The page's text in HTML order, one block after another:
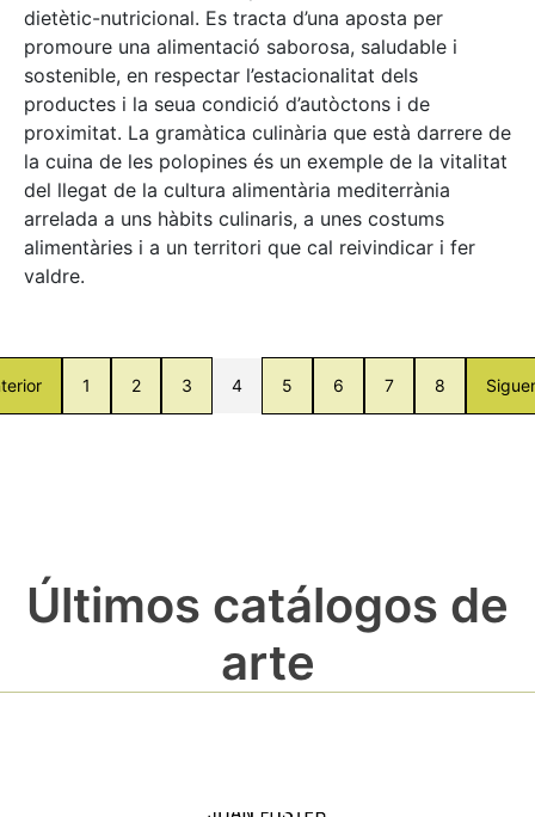
dietètic-nutricional. Es tracta d’una aposta per
promoure una alimentació saborosa, saludable i
sostenible, en respectar l’estacionalitat dels
productes i la seua condició d’autòctons i de
proximitat. La gramàtica culinària que està darrere de
la cuina de les polopines és un exemple de la vitalitat
del llegat de la cultura alimentària mediterrània
arrelada a uns hàbits culinaris, a unes costums
alimentàries i a un territori que cal reivindicar i fer
valdre.
1 2 3 4 5 6 7 8
Últimos catálogos de
arte